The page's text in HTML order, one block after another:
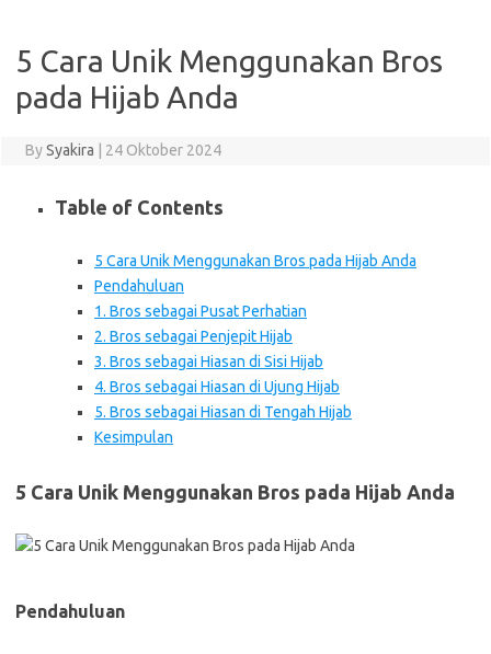
5 Cara Unik Menggunakan Bros
pada Hijab Anda
BySyakira 24 Oktober 2024
Table of Contents
5 Cara Unik Menggunakan Bros pada Hijab Anda
Pendahuluan
1. Bros sebagai Pusat Perhatian
2. Bros sebagai Penjepit Hijab
3. Bros sebagai Hiasan di Sisi Hijab
4. Bros sebagai Hiasan di Ujung Hijab
5. Bros sebagai Hiasan di Tengah Hijab
Kesimpulan
5 Cara Unik Menggunakan Bros pada Hijab Anda
Pendahuluan